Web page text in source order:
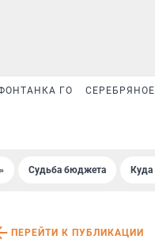
ГО
Судьба бюджета
ПЕРЕЙТИ К ПУБЛИКАЦИИ